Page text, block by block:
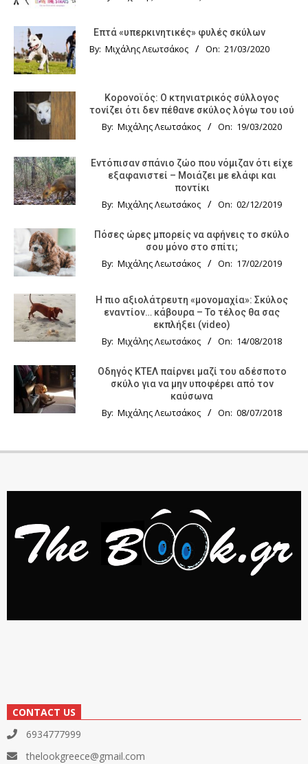
Επτά «υπερκινητικές» φυλές σκύλων
By: Μιχάλης Λεωτσάκος On: 21/03/2020
Κορονοϊός: Ο κτηνιατρικός σύλλογος
τονίζει ότι δεν πέθανε σκύλος λόγω του ιού
By: Μιχάλης Λεωτσάκος On: 19/03/2020
Εντόπισαν σπάνιο ζώο που νόμιζαν ότι είχε
εξαφανιστεί – Μοιάζει με ελάφι και
ποντίκι
By: Μιχάλης Λεωτσάκος On: 02/12/2019
Πόσες ώρες μπορείς να αφήνεις το σκύλο
σου μόνο στο σπίτι;
By: Μιχάλης Λεωτσάκος On: 17/02/2019
Η πιο αξιολάτρευτη «μονομαχία»: Σκύλος
εναντίον… κάβουρα – Το τέλος θα σας
εκπλήξει (video)
By: Μιχάλης Λεωτσάκος On: 14/08/2018
Οδηγός KTΕΛ παίρνει μαζί του αδέσποτο
σκύλο για να μην υποφέρει από τον
καύσωνα
By: Μιχάλης Λεωτσάκος On: 08/07/2018
CONTACT US
6934777999
thelookgreece@gmail.com